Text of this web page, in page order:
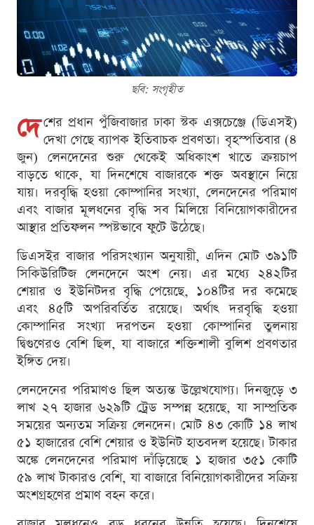
ছবি: সংগৃহীত
দে শের প্রধান পুঁজিবাজার ঢাকা স্টক এক্সচেঞ্জে (ডিএসই)
দেখা গেছে ব্যাপক ইতিবাচক প্রবণতা। বৃহস্পতিবার (৪
জুন) লেনদেনের শুরু থেকেই অধিকাংশ খাতে ক্রয়চাপ
বাড়তে থাকে, যা দিনশেষে বাজারকে শক্ত অবস্থানে নিয়ে
যায়। দরবৃদ্ধি হওয়া কোম্পানির সংখ্যা, লেনদেনের পরিমাণ
এবং বাজার মূলধনের বৃদ্ধি সব মিলিয়ে বিনিয়োগকারীদের
আস্থার প্রতিফলন স্পষ্টভাবে ফুটে উঠেছে।
ডিএসইর বাজার পরিসংখ্যান অনুযায়ী, এদিন মোট ৩৯১টি
সিকিউরিটিজ লেনদেনে অংশ নেয়। এর মধ্যে ২৪২টির
শেয়ার ও ইউনিটদর বৃদ্ধি পেয়েছে, ১০৪টির দর কমেছে
এবং ৪৫টি অপরিবর্তিত রয়েছে। অর্থাৎ দরবৃদ্ধি হওয়া
কোম্পানির সংখ্যা দরপতন হওয়া কোম্পানির তুলনায়
দ্বিগুণেরও বেশি ছিল, যা বাজারে শক্তিশালী বুলিশ প্রবণতার
ইঙ্গিত দেয়।
লেনদেনের পরিমাণও ছিল অত্যন্ত উল্লেখযোগ্য। দিনজুড়ে ৩
লাখ ২৭ হাজার ৬২৯টি ট্রেড সম্পন্ন হয়েছে, যা সাম্প্রতিক
সময়ের অন্যতম সক্রিয় লেনদেন। মোট ৪৩ কোটি ১৪ লাখ
৫১ হাজারের বেশি শেয়ার ও ইউনিট হাতবদল হয়েছে। টাকার
অঙ্কে লেনদেনের পরিমাণ দাঁড়িয়েছে ১ হাজার ৩৫১ কোটি
৫৯ লাখ টাকারও বেশি, যা বাজারে বিনিয়োগকারীদের সক্রিয়
অংশগ্রহণের প্রমাণ বহন করে।